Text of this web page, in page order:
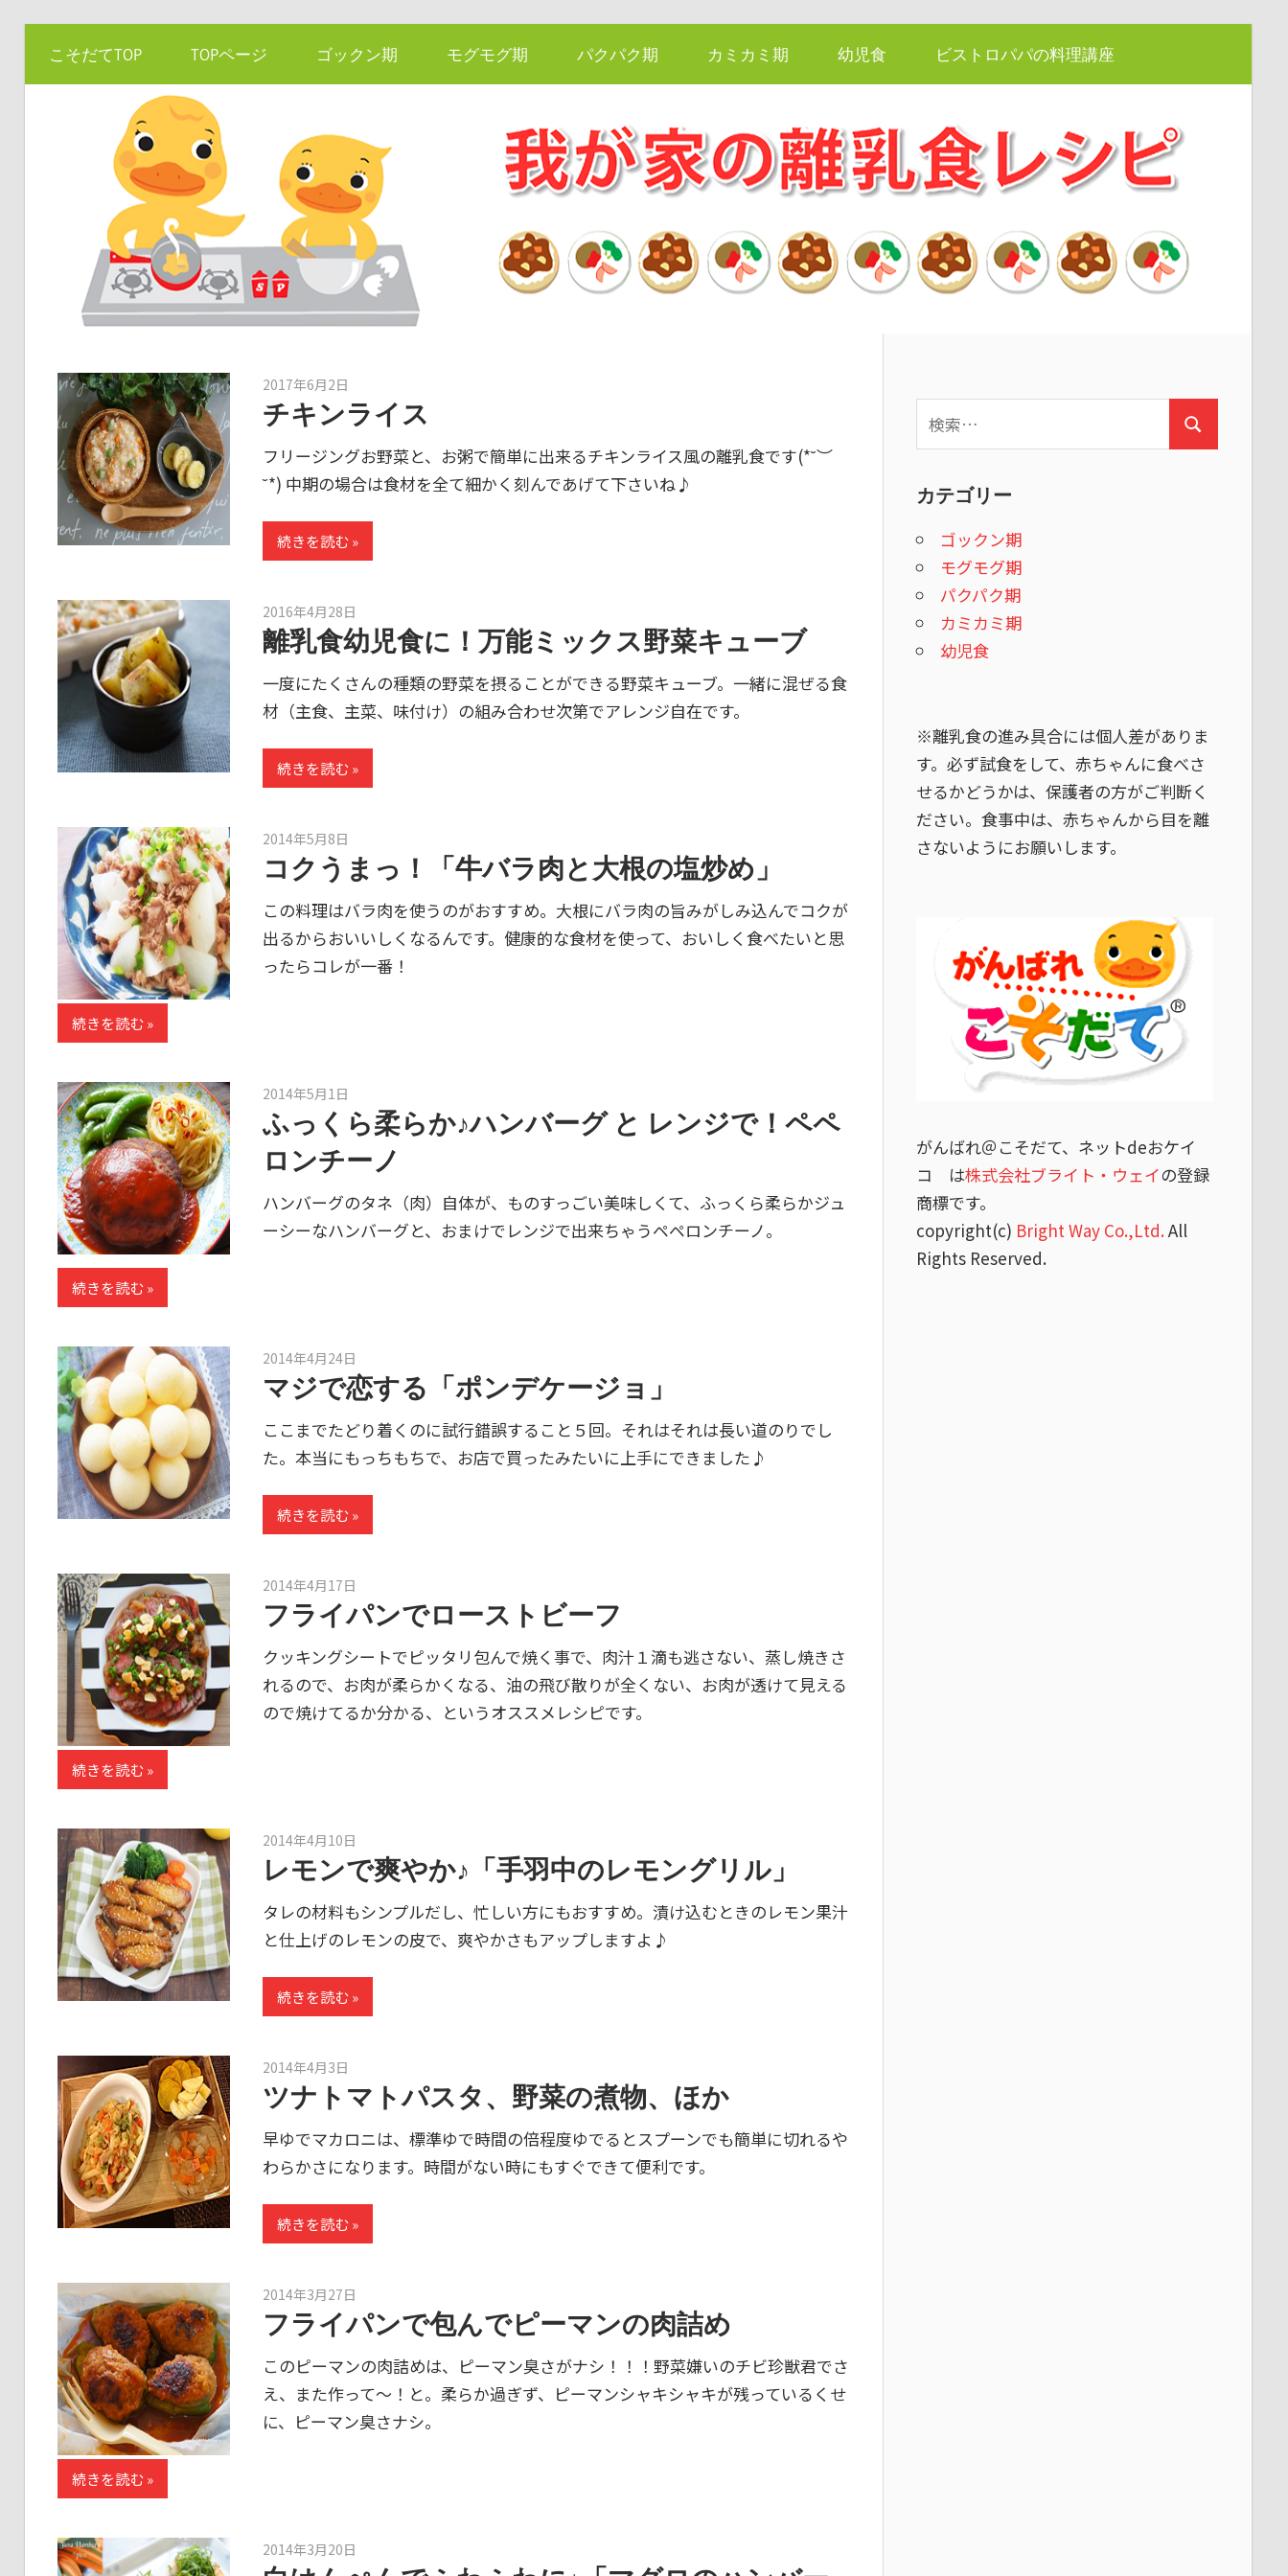
こそだてTOP TOPページ ゴックン期 モグモグ期 パクパク期 カミカミ期 幼児食 ビストロパパの料理講座
2017年6月2日
チキンライス
フリージングお野菜と、お粥で簡単に出来るチキンライス風の離乳食です(*˘︶
˘*) 中期の場合は食材を全て細かく刻んであげて下さいね♪
続きを読む
2016年4月28日
離乳食幼児食に！万能ミックス野菜キューブ
一度にたくさんの種類の野菜を摂ることができる野菜キューブ。一緒に混ぜる食
材（主食、主菜、味付け）の組み合わせ次第でアレンジ自在です。
続きを読む
2014年5月8日
コクうまっ！「牛バラ肉と大根の塩炒め」
この料理はバラ肉を使うのがおすすめ。大根にバラ肉の旨みがしみ込んでコクが
出るからおいいしくなるんです。健康的な食材を使って、おいしく食べたいと思
ったらコレが一番！
続きを読む
2014年5月1日
ふっくら柔らか♪ハンバーグ と レンジで！ペペ
ロンチーノ
ハンバーグのタネ（肉）自体が、ものすっごい美味しくて、ふっくら柔らかジュ
ーシーなハンバーグと、おまけでレンジで出来ちゃうペペロンチーノ。
続きを読む
2014年4月24日
マジで恋する「ポンデケージョ」
ここまでたどり着くのに試行錯誤すること５回。それはそれは長い道のりでし
た。本当にもっちもちで、お店で買ったみたいに上手にできました♪
続きを読む
2014年4月17日
フライパンでローストビーフ
クッキングシートでピッタリ包んで焼く事で、肉汁１滴も逃さない、蒸し焼きさ
れるので、お肉が柔らかくなる、油の飛び散りが全くない、お肉が透けて見える
ので焼けてるか分かる、というオススメレシピです。
続きを読む
2014年4月10日
レモンで爽やか♪「手羽中のレモングリル」
タレの材料もシンプルだし、忙しい方にもおすすめ。漬け込むときのレモン果汁
と仕上げのレモンの皮で、爽やかさもアップしますよ♪
続きを読む
2014年4月3日
ツナトマトパスタ、野菜の煮物、ほか
早ゆでマカロニは、標準ゆで時間の倍程度ゆでるとスプーンでも簡単に切れるや
わらかさになります。時間がない時にもすぐできて便利です。
続きを読む
2014年3月27日
フライパンで包んでピーマンの肉詰め
このピーマンの肉詰めは、ピーマン臭さがナシ！！！野菜嫌いのチビ珍獣君でさ
え、また作って～！と。柔らか過ぎず、ピーマンシャキシャキが残っているくせ
に、ピーマン臭さナシ。
続きを読む
2014年3月20日
索:
検
カテゴリー
ゴックン期
モグモグ期
パクパク期
カミカミ期
幼児食
※離乳食の進み具合には個人差がありま
す。必ず試食をして、赤ちゃんに食べさ
せるかどうかは、保護者の方がご判断く
ださい。食事中は、赤ちゃんから目を離
さないようにお願いします。
がんばれ＠こそだて、ネットdeおケイ
コ は株式会社ブライト・ウェイの登録
商標です。
copyright(c) Bright Way Co.,Ltd.All
Rights Reserved.